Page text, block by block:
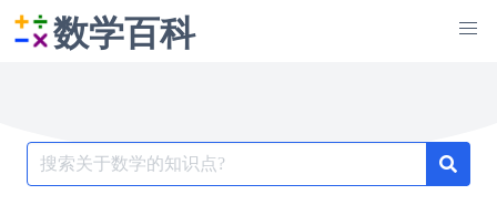
数学百科
Search
for: